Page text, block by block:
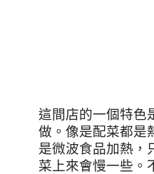
這間店的一個特色
做。像是配菜都是
是微波食品加熱，
菜上來會慢一些。